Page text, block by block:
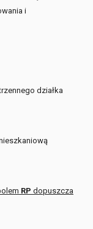
i
działka
RP dopuszcza